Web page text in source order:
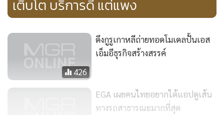
นอกจากนี้ เอกชนทุกรายเห็นด้วยต่อแนวนโยบายDigital
Economy มีความสำคัญ แต่จะต้องมีการผลักดันให้ประชาชน
และองค์กรต่างๆ มาเข้าร่วมให้มากขึ้น อย่างเช่น การเสียภาษี
ส่วนบุคคลผ่านอิเล็กทรอนิกส์ ที่ถือเป็นการที่ทำให้รัฐกับ
ประชาชนใช้ Digital Economyร่วมกัน แต่ยังต้องมีการจูงใจให้
เติบโต บริการดี แต่แพง
426
ดึงกูรูเกาหลีถ่ายทอดโมเดลปั้นเอส
เอ็มอีธุรกิจสร้างสรรค์
EGA เผยคนไทยอยากได้แอปดูเส้น
ทางรถสาธารณะมากที่สุด